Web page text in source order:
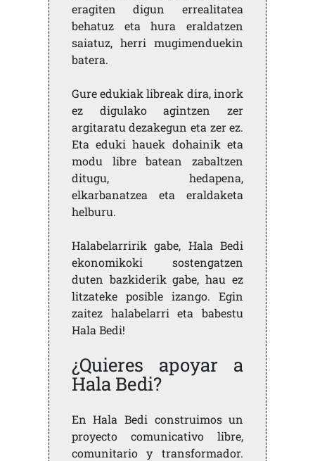
eragiten digun errealitatea
behatuz eta hura eraldatzen
saiatuz, herri mugimenduekin
batera.
Gure edukiak libreak dira, inork
ez digulako agintzen zer
argitaratu dezakegun eta zer ez.
Eta eduki hauek dohainik eta
modu libre batean zabaltzen
ditugu, hedapena,
elkarbanatzea eta eraldaketa
helburu.
Halabelarririk gabe, Hala Bedi
ekonomikoki sostengatzen
duten bazkiderik gabe, hau ez
litzateke posible izango. Egin
zaitez halabelarri eta babestu
Hala Bedi!
¿Quieres apoyar a
Hala Bedi?
En Hala Bedi construimos un
proyecto comunicativo libre,
comunitario y transformador.